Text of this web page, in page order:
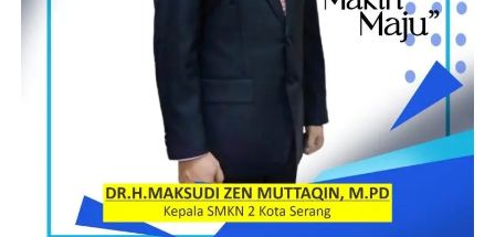
Turut hadir dalam kegiatan tersebut, Jajaran Forkopimda
Kabupaten Pesawaran, Para Pejabat Struktural dilingkungan
Pemerintah Kabupaten Pesawaran, Para Tokoh Masyarakat,
Tokoh Agama, Tokoh Adat, Tokoh Pemuda se-Kabupaten
Pesawaran, dan Insan Pers.
SOLA (RG)